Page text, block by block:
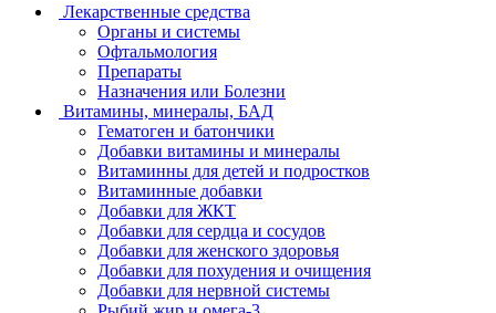
Лекарственные средства
Органы и системы
Офтальмология
Препараты
Назначения или Болезни
Витамины, минералы, БАД
Гематоген и батончики
Добавки витамины и минералы
Витаминны для детей и подростков
Витаминные добавки
Добавки для ЖКТ
Добавки для сердца и сосудов
Добавки для женского здоровья
Добавки для похудения и очищения
Добавки для нервной системы